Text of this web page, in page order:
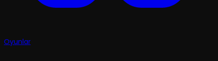
Oyunlar